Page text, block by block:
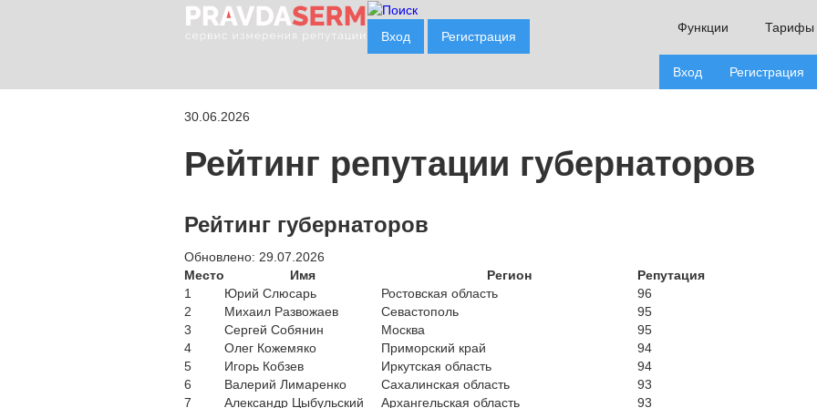
Функции Тарифы
Вход Регистрация
Вход Регистрация
30.06.2026
Рейтинг репутации губернаторов
Рейтинг губернаторов
Обновлено: 29.07.2026
Место
Имя Регион
Репутация
1
Юрий Слюсарь Ростовская область
96
2
Михаил Развожаев Севастополь
95
3
Сергей Собянин Москва
95
4
Олег Кожемяко Приморский край
94
5
Игорь Кобзев Иркутская область
94
6
Валерий Лимаренко Сахалинская область
93
7
Александр Цыбульский Архангельская область
93